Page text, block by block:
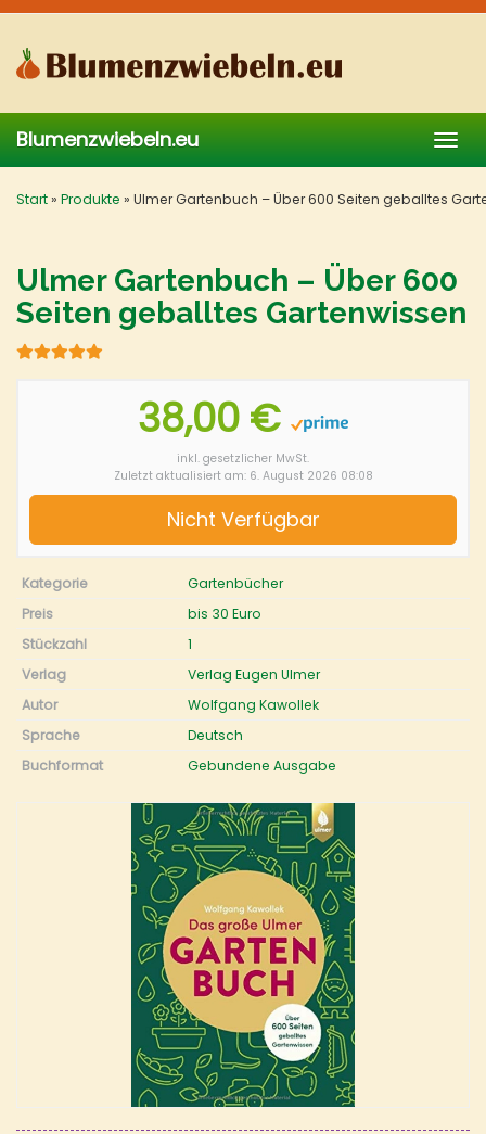
Skip
main
content
Blumenzwiebeln.eu
Start» Produkte » Ulmer Gartenbuch – Über 600 Seiten geballtes
Ulmer Gartenbuch – Über 600
Seiten geballtes Gartenwissen
38,00 €
inkl. gesetzlicher MwSt.
Zuletzt aktualisiert am: 6. August 2026 08:08
Nicht Verfügbar
Kategorie
Gartenbücher
Preis
bis 30 Euro
Stückzahl
1
Verlag
Verlag Eugen Ulmer
Autor
Wolfgang Kawollek
Sprache
Deutsch
Buchformat
Gebundene Ausgabe